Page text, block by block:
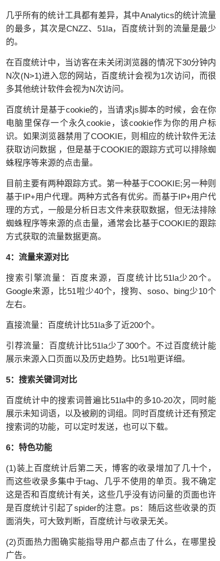
几乎所有的统计工具都有差异，其中Analytics的统计流量
的最多，其次是CNZZ、51la，百度统计到的流量是最少
的。
在百度统计中，当访客在未关闭浏览器的情况下30分钟内
N次(N>1)进入您的网站，百度统计会视为1次访问，而很
多其他统计软件会视为N次访问。
百度统计是基于cookie的，当请求js脚本的时候，会在你
电脑里保存一个永久cookie，该cookie作为你的用户标
识。如果浏览器禁用了COOKIE，则相应的统计软件无法
获取访问数据 ，但是基于COOKIE的跟踪方式可以排除蜘
蛛程序等来源的点击量。
目前主要有两种跟踪方式。第一种基于COOKIE;另一种则
基于IP+用户代理。两种方式各有优劣。而基于IP+用户代
理的方式，一般是分析日志文件来获取数据，但无法排除
蜘蛛程序等来源的点击量，通常会比基于COOKIE的跟踪
方式获取的流量数据更高。
4：流量来源对比
搜索引擎流量：百度来源，百度统计比51la少20个。
Google来源，比51啦少40个，搜狗、soso、bing少10个
左右。
直接流量：百度统计比51la多了近200个。
引荐流量：百度统计比51la少了300个。不过百度统计能
展示来源入口页面以及历史趋势。比51啦更详细。
5：搜索关键词对比
百度统计中的搜索词普遍比51la中的多10-20次，同时能
展示未知词语，以及被刷的词组。同时百度统计还有预定
搜索词的功能，可以定时发送，也可以下载。
6：特色功能
(1)装上百度统计后第二天，博客的收录增加了几十个，
而这些收录多集中于tag、几乎不使用的单页。我不确定
这是否和百度统计有关，这些几乎没有访问量的页面也许
是百度统计引起了spider的注意。ps：随后这些收录的页
面消失，可大致判断，百度统计与收录无关。
(2)页面热力图确实能指导用户都点击了什么，在哪里投
广告。